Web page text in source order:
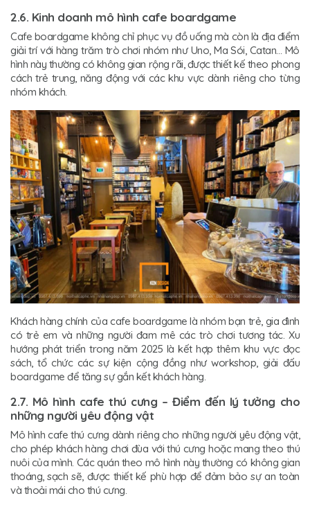
2.6. Kinh doanh mô hình cafe boardgame
Cafe boardgame không chỉ phục vụ đồ uống mà còn là địa điểm
giải trí với hàng trăm trò chơi nhóm như Uno, Ma Sói, Catan… Mô
hình này thường có không gian rộng rãi, được thiết kế theo phong
cách trẻ trung, năng động với các khu vực dành riêng cho từng
nhóm khách.
Khách hàng chính của cafe boardgame là nhóm bạn trẻ, gia đình
có trẻ em và những người đam mê các trò chơi tương tác. Xu
hướng phát triển trong năm 2025 là kết hợp thêm khu vực đọc
sách, tổ chức các sự kiện cộng đồng như workshop, giải đấu
boardgame để tăng sự gắn kết khách hàng.
2.7. Mô hình cafe thú cưng – Điểm đến lý tưởng cho
những người yêu động vật
Mô hình cafe thú cưng dành riêng cho những người yêu động vật,
cho phép khách hàng chơi đùa với thú cưng hoặc mang theo thú
nuôi của mình. Các quán theo mô hình này thường có không gian
thoáng, sạch sẽ, được thiết kế phù hợp để đảm bảo sự an toàn
và thoải mái cho thú cưng.